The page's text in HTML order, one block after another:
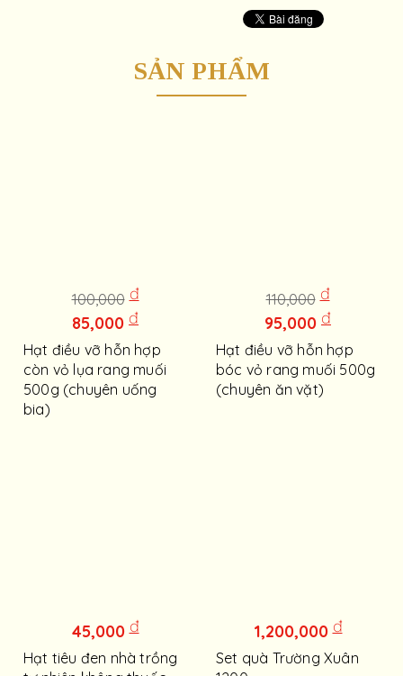
SẢN PHẨM
100,000 đ
85,000 đ
Hạt điều vỡ hỗn hợp
còn vỏ lụa rang muối
500g (chuyên uống
bia)
110,000 đ
95,000 đ
Hạt điều vỡ hỗn hợp
bóc vỏ rang muối 500g
(chuyên ăn vặt)
45,000 đ
Hạt tiêu đen nhà trồng
1,200,000 đ
Set quà Trường Xuân